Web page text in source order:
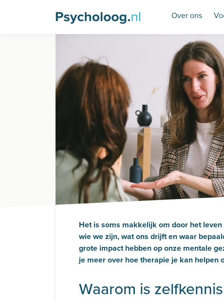
Over ons
Het is soms makkelijk om door het
wie we zijn, wat ons drijft en waar
grote impact hebben op onze mentale
je meer over hoe therapie je kan helpen
Waarom is